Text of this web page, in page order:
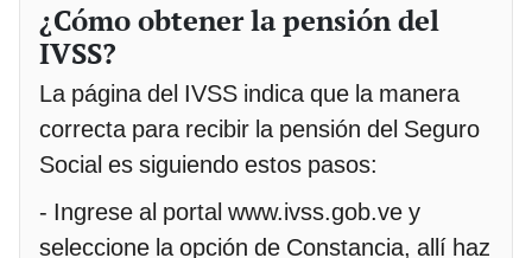
¿Cómo obtener la pensión del
IVSS?
La página del IVSS indica que la manera
correcta para recibir la pensión del Seguro
Social es siguiendo estos pasos:
- Ingrese al portal www.ivss.gob.ve y
seleccione la opción de Constancia, allí haz